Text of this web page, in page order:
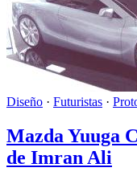
Diseño · Futuristas ·
Mazda Yuuga
de Imran Ali